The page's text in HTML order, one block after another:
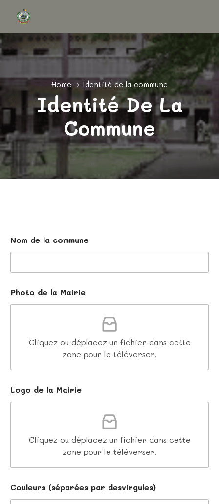
Home Identité de la commune
Identité De La
Commune
Nom de la commune
Photo de la Mairie
Cliquez ou déplacez un fichier dans cette
zone pour le téléverser.
Logo de la Mairie
Cliquez ou déplacez un fichier dans cette
zone pour le téléverser.
o
u
Couleurs (séparées par desvirgules)